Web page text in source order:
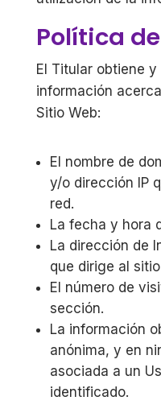
Política
El Titular obtiene
información
Sitio Web:
El nombre de
y/o dirección IP
red.
La fecha y hora
La dirección de
que dirige al
El número de
sección.
La información
anónima, y en
asociada a un
identificado.